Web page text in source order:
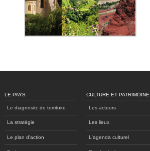
LE PAYS
Le diagnositc de territoire
La stratégie
Le plan d'action
CULTURE ET PATRIMOINE
Les acteurs
Les lieux
L'agenda culturel